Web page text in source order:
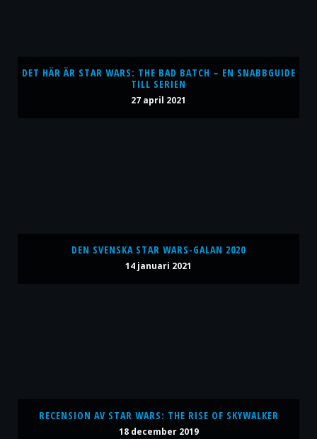
DET HÄR ÄR STAR WARS: THE BAD BATCH – EN SNABBGUIDE
TILL SERIEN
27 april 2021
DEN SVENSKA STAR WARS-GALAN 2020
14 januari 2021
RECENSION AV STAR WARS: THE RISE OF SKYWALKER
18 december 2019